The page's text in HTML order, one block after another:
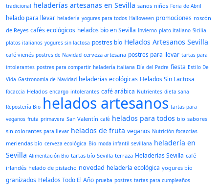
tradicional heladerías artesanas en Sevilla sanos niños Feria de Abril
helado para llevar heladería yogures para todos Halloween promociones roscón
de Reyes cafés ecológicos helados bío en Sevilla Invierno plato italiano Sicilia
platos italianos yogures sin lactosa postres bío Helados Artesanos Sevilla
café vienés postres de Navidad cerveza artesana postres para llevar tartas para
intolerantes postres para compartir heladería italiana Día del Padre fiesta Estilo De
Vida Gastronomía de Navidad heladerías ecológicas Helados Sin Lactosa
focaccia Helados encargo intolerantes café arábica Nutrientes dieta sana
Repostería Bio helados artesanos tartas para
veganos fruta primavera San Valentín café helados para todos bio sabores
sin colorantes para llevar helados de fruta veganos Nutrición focaccias
meriendas bío cerveza ecológica Bio moda infantil sevillana heladería en
Sevilla Alimentación Bio tartas bío Sevilla terraza Heladerías Sevilla café
irlandés helado de pistacho novedad heladería ecológica yogures bío
granizados Helados Todo El Año prueba postres tartas para cumpleaños